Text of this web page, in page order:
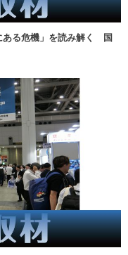
ある危機」を読み解く 国